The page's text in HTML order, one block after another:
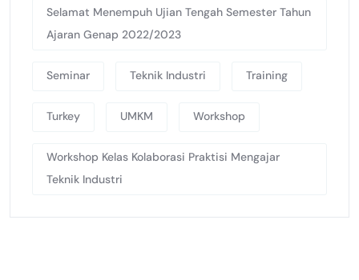
Selamat Menempuh Ujian Tengah Semester Tahun
Ajaran Genap 2022/2023
Seminar Teknik Industri Training
Turkey UMKM Workshop
Workshop Kelas Kolaborasi Praktisi Mengajar
Teknik Industri